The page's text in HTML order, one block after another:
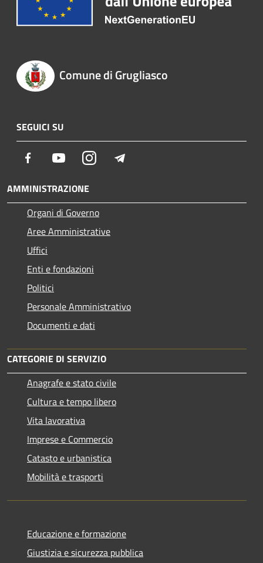
Comune di Grugliasco
SEGUICI SU
Facebook YoutubeInstagram
AMMINISTRAZIONE
Organi di Governo
Aree Amministrative
Uffici
Enti e fondazioni
Politici
Personale Amministrativo
Documenti e dati
CATEGORIE DI SERVIZIO
Anagrafe e stato civile
Cultura e tempo libero
Vita lavorativa
Imprese e Commercio
Catasto e urbanistica
Mobilità e trasporti
Educazione e formazione
Giustizia e sicurezza pubblica